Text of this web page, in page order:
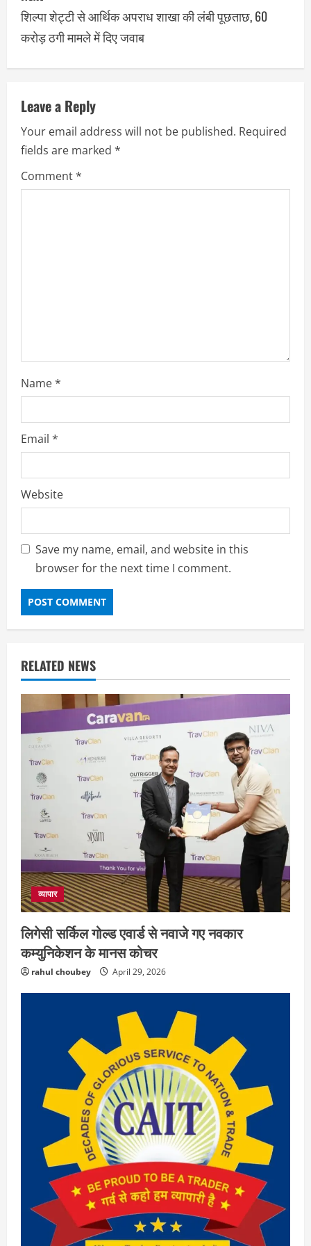
शिल्पा शेट्टी से आर्थिक अपराध शाखा की लंबी पूछताछ, 60
करोड़ ठगी मामले में दिए जवाब
Leave a Reply
Your email address will not be published. Required
fields are marked *
Comment*
Name*
Email *
Website
Save my name, email, and website in this
browser for the next time I comment.
RELATED NEWS
व्यापार
लिगेसी सर्किल गोल्ड एवार्ड से नवाजे गए नवकार
कम्युनिकेशन के मानस कोचर
rahul choubey April 29, 2026
EDUCATION छत्तीसगढ़ राज्य लाइफ स्टाइल